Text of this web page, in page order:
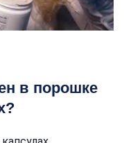
в порошке